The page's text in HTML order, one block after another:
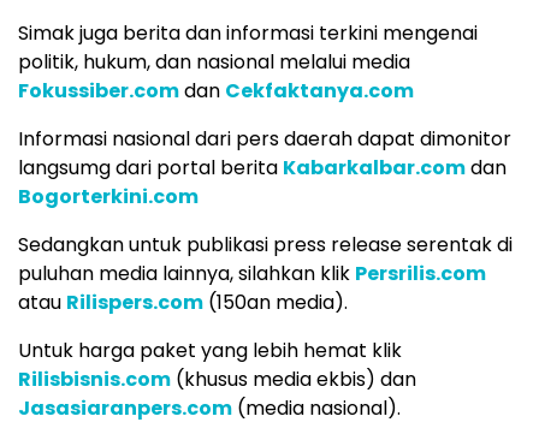
Simak juga berita dan informasi terkini mengenai
politik, hukum, dan nasional melalui media
Fokussiber.comdan Cekfaktanya.com
Informasi nasional dari pers daerah dapat dimonitor
langsumg dari portal berita Kabarkalbar.comdan
Bogorterkini.com
Sedangkan untuk publikasi press release serentak di
puluhan media lainnya, silahkan klik Persrilis.com
atau Rilispers.com (150an media).
Untuk harga paket yang lebih hemat klik
Rilisbisnis.com (khusus media ekbis) dan
Jasasiaranpers.com (media nasional).